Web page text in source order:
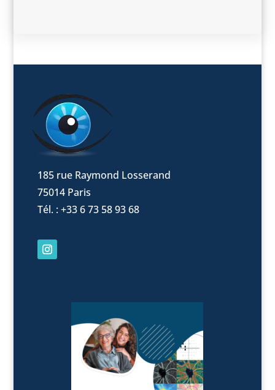
185 rue Raymond Losserand
75014 Paris
Tél. : +33 6 73 58 93 68